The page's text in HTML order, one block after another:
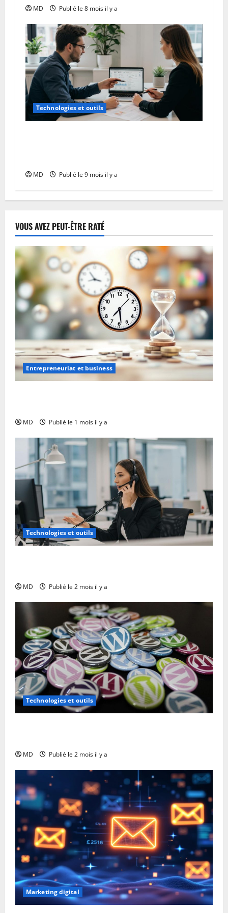
MD Publié le 8 mois il y a
Technologies et outils
MD Publié le 9 mois il y a
VOUS AVEZ PEUT-ÊTRE RATÉ
Entrepreneuriat et business
MD Publié le 1 mois il y a
Technologies et outils
MD Publié le 2 mois il y a
Technologies et outils
MD Publié le 2 mois il y a
Marketing digital